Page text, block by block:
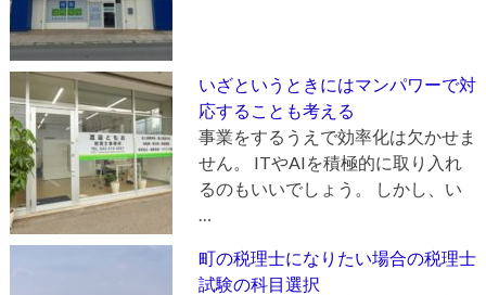
いざというときにはマンパワーで対
応することも考える
事業をするうえで効率化は欠かせま
せん。 ITやAIを積極的に取り入れ
るのもいいでしょう。 しかし、い
…
町の税理士になりたい場合の税理士
試験の科目選択